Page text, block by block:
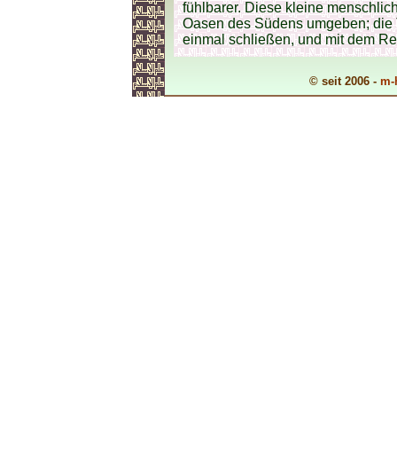
fühlbarer. Diese kleine
Oasen des Südens umgeben;
einmal schließen, und mit dem
© seit 2006 - m-